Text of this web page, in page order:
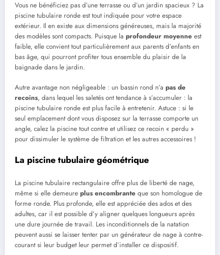
Vous ne bénéficiez pas d’une terrasse ou d’un jardin spacieux ? La
piscine tubulaire ronde est tout indiquée pour votre espace
extérieur. Il en existe aux dimensions généreuses, mais la majorité
des modèles sont compacts. Puisque la profondeur moyenne est
faible, elle convient tout particulièrement aux parents d’enfants en
bas âge, qui pourront profiter tous ensemble du plaisir de la
baignade dans le jardin.
Autre avantage non négligeable : un bassin rond n’a pas de
recoins, dans lequel les saletés ont tendance à s’accumuler : la
piscine tubulaire ronde est plus facile à entretenir. Astuce : si le
seul emplacement dont vous disposez sur la terrasse comporte un
angle, calez la piscine tout contre et utilisez ce recoin « perdu »
pour dissimuler le système de filtration et les autres accessoires !
La piscine tubulaire géométrique
La piscine tubulaire rectangulaire offre plus de liberté de nage,
même si elle demeure plus encombrante que son homologue de
forme ronde. Plus profonde, elle est appréciée des ados et des
adultes, car il est possible d’y aligner quelques longueurs après
une dure journée de travail. Les inconditionnels de la natation
peuvent aussi se laisser tenter par un générateur de nage à contre-
courant si leur budget leur permet d’installer ce dispositif.